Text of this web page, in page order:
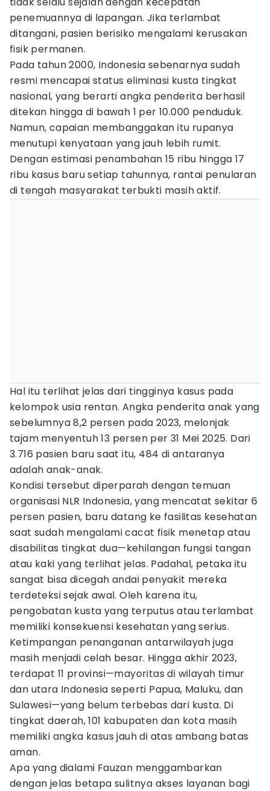
penemuannya di lapangan. Jika terlambat
ditangani, pasien berisiko mengalami kerusakan
fisik permanen.
Pada tahun 2000, Indonesia sebenarnya sudah
resmi mencapai status eliminasi kusta tingkat
nasional, yang berarti angka penderita berhasil
ditekan hingga di bawah 1 per 10.000 penduduk.
Namun, capaian membanggakan itu rupanya
menutupi kenyataan yang jauh lebih rumit.
Dengan estimasi penambahan 15 ribu hingga 17
ribu kasus baru setiap tahunnya, rantai penularan
di tengah masyarakat terbukti masih aktif.
Hal itu terlihat jelas dari tingginya kasus pada
kelompok usia rentan. Angka penderita anak yang
sebelumnya 8,2 persen pada 2023, melonjak
tajam menyentuh 13 persen per 31 Mei 2025. Dari
3.716 pasien baru saat itu, 484 di antaranya
adalah anak-anak.
Kondisi tersebut diperparah dengan temuan
organisasi NLR Indonesia, yang mencatat sekitar 6
persen pasien, baru datang ke fasilitas kesehatan
saat sudah mengalami cacat fisik menetap atau
disabilitas tingkat dua—kehilangan fungsi tangan
atau kaki yang terlihat jelas. Padahal, petaka itu
sangat bisa dicegah andai penyakit mereka
terdeteksi sejak awal. Oleh karena itu,
pengobatan kusta yang terputus atau terlambat
memiliki konsekuensi kesehatan yang serius.
Ketimpangan penanganan antarwilayah juga
masih menjadi celah besar. Hingga akhir 2023,
terdapat 11 provinsi—mayoritas di wilayah timur
dan utara Indonesia seperti Papua, Maluku, dan
Sulawesi—yang belum terbebas dari kusta. Di
tingkat daerah, 101 kabupaten dan kota masih
memiliki angka kasus jauh di atas ambang batas
aman.
Apa yang dialami Fauzan menggambarkan
dengan jelas betapa sulitnya akses layanan bagi